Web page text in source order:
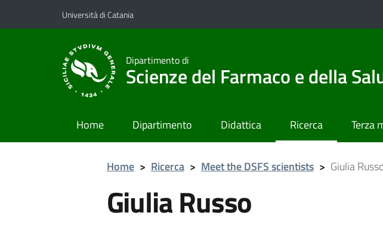
Vai al contenuto principale
Vai al menu di navigazione
Università di Catania
Dipartimento di
Scienze del Farmaco e della
Home Dipartimento Didattica Ricerca Terza
Home > Ricerca > Meet the DSFS scientists > Giulia
Giulia Russo